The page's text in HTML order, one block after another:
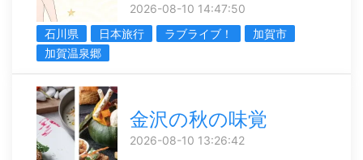
2026-08-10 14:47:50
石川県
日本旅行 ラブライブ！
加賀市
加賀温泉郷
金沢の秋の味覚
2026-08-10 13:26:42